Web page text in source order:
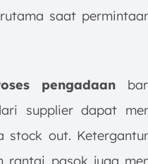
saat
pengadaan
supplier dapat
stock out.